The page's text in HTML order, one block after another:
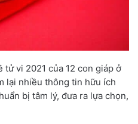
vi 2021 của 12 con giáp ở
lại nhiều thông tin hữu ích
bị tâm lý, đưa ra lựa chọn,